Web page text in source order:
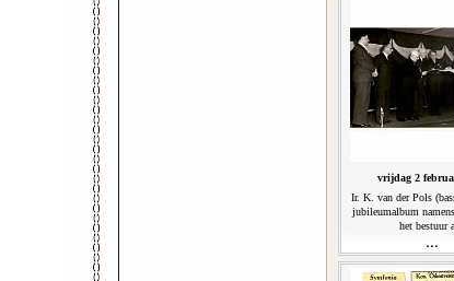
vrijdag 2
Ir. K. van der Pols
jubileumalbum
het bestuur